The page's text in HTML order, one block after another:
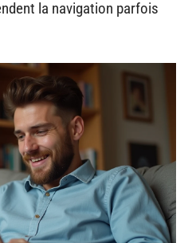
la navigation parfois